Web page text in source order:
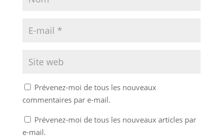
Prévenez-moi de tous les nouveaux
commentaires par e-mail.
Prévenez-moi de tous les nouveaux articles par
e-mail.